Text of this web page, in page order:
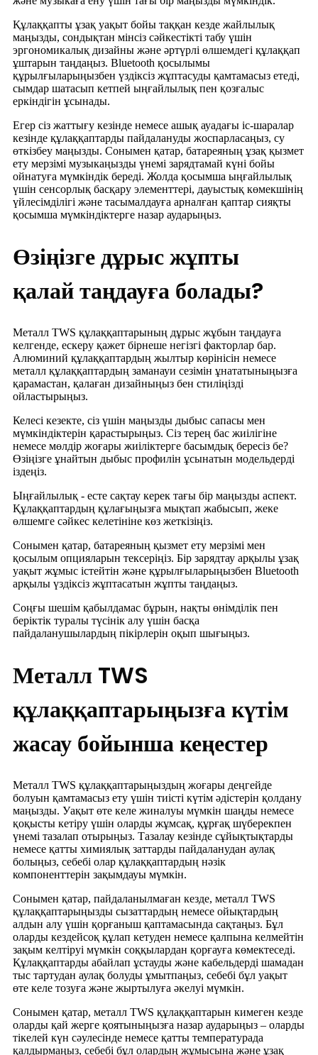
Құлаққапты ұзақ уақыт бойы таққан кезде жайлылық
маңызды, сондықтан мінсіз сәйкестікті табу үшін
эргономикалық дизайны және әртүрлі өлшемдегі құлаққап
ұштарын таңдаңыз. Bluetooth қосылымы
құрылғыларыңызбен үздіксіз жұптасуды қамтамасыз етеді,
сымдар шатасып кетпей ыңғайлылық пен қозғалыс
еркіндігін ұсынады.
Егер сіз жаттығу кезінде немесе ашық ауадағы іс-шаралар
кезінде құлаққаптарды пайдалануды жоспарласаңыз, су
өткізбеу маңызды. Сонымен қатар, батареяның ұзақ қызмет
ету мерзімі музыкаңызды үнемі зарядтамай күні бойы
ойнатуға мүмкіндік береді. Жолда қосымша ыңғайлылық
үшін сенсорлық басқару элементтері, дауыстық көмекшінің
үйлесімділігі және тасымалдауға арналған қаптар сияқты
қосымша мүмкіндіктерге назар аударыңыз.
Өзіңізге дұрыс жұпты
қалай таңдауға болады?
Металл TWS құлаққаптарының дұрыс жұбын таңдауға
келгенде, ескеру қажет бірнеше негізгі факторлар бар.
Алюминий құлаққаптардың жылтыр көрінісін немесе
металл құлаққаптардың заманауи сезімін ұнататыныңызға
қарамастан, қалаған дизайныңыз бен стиліңізді
ойластырыңыз.
Келесі кезекте, сіз үшін маңызды дыбыс сапасы мен
мүмкіндіктерін қарастырыңыз. Сіз терең бас жиілігіне
немесе мөлдір жоғары жиіліктерге басымдық бересіз бе?
Өзіңізге ұнайтын дыбыс профилін ұсынатын модельдерді
іздеңіз.
Ыңғайлылық - есте сақтау керек тағы бір маңызды аспект.
Құлаққаптардың құлағыңызға мықтап жабысып, жеке
өлшемге сәйкес келетініне көз жеткізіңіз.
Сонымен қатар, батареяның қызмет ету мерзімі мен
қосылым опцияларын тексеріңіз. Бір зарядтау арқылы ұзақ
уақыт жұмыс істейтін және құрылғыларыңызбен Bluetooth
арқылы үздіксіз жұптасатын жұпты таңдаңыз.
Соңғы шешім қабылдамас бұрын, нақты өнімділік пен
беріктік туралы түсінік алу үшін басқа
пайдаланушылардың пікірлерін оқып шығыңыз.
Металл TWS
құлаққаптарыңызға күтім
жасау бойынша кеңестер
Металл TWS құлаққаптарыңыздың жоғары деңгейде
болуын қамтамасыз ету үшін тиісті күтім әдістерін қолдану
маңызды. Уақыт өте келе жиналуы мүмкін шаңды немесе
қоқысты кетіру үшін оларды жұмсақ, құрғақ шүберекпен
үнемі тазалап отырыңыз. Тазалау кезінде сұйықтықтарды
немесе қатты химиялық заттарды пайдаланудан аулақ
болыңыз, себебі олар құлаққаптардың нәзік
компоненттерін зақымдауы мүмкін.
Сонымен қатар, пайдаланылмаған кезде, металл TWS
құлаққаптарыңызды сызаттардың немесе ойықтардың
алдын алу үшін қорғаныш қаптамасында сақтаңыз. Бұл
оларды кездейсоқ құлап кетуден немесе қалпына келмейтін
зақым келтіруі мүмкін соққылардан қорғауға көмектеседі.
Құлаққаптарды абайлап ұстауды және кабельдерді шамадан
тыс тартудан аулақ болуды ұмытпаңыз, себебі бұл уақыт
өте келе тозуға және жыртылуға әкелуі мүмкін.
Сонымен қатар, металл TWS құлаққаптарын кимеген кезде
оларды қай жерге қоятыныңызға назар аударыңыз – оларды
тікелей күн сәулесінде немесе қатты температурада
қалдырмаңыз, себебі бұл олардың жұмысына және ұзақ